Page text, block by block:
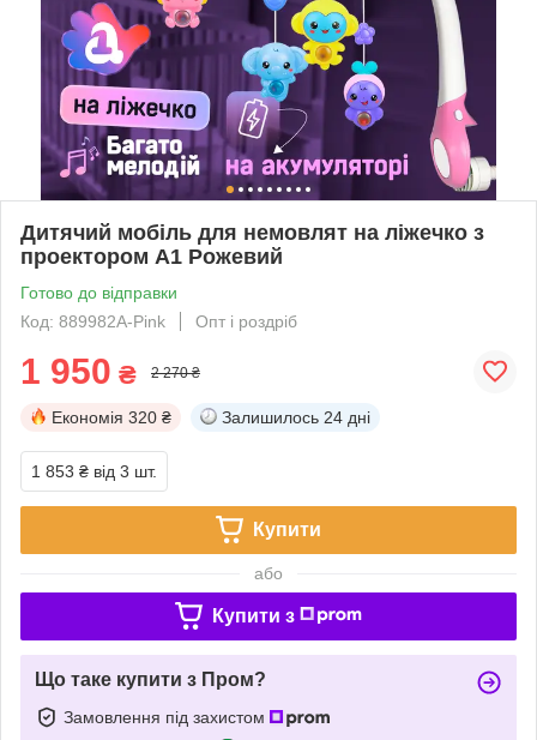
Дитячий мобіль для немовлят на ліжечко з
проектором A1 Рожевий
Готово до відправки
Код: 889982A-Pink
Опт і роздріб
1 950 ₴ 2 270 ₴
Економія 320 ₴ Залишилось 24 дні
1 853 ₴ від 3 шт.
Купити
або
Купити з
Що таке купити з Пром?
Замовлення під захистом